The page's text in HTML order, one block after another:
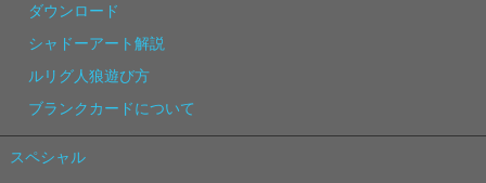
ダウンロード
シャドーアート解説
ルリグ人狼遊び方
ブランクカードについて
スペシャル